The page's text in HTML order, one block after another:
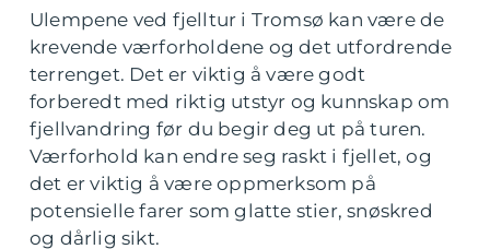
Ulempene ved fjelltur i Tromsø kan være de
krevende værforholdene og det utfordrende
terrenget. Det er viktig å være godt
forberedt med riktig utstyr og kunnskap om
fjellvandring før du begir deg ut på turen.
Værforhold kan endre seg raskt i fjellet, og
det er viktig å være oppmerksom på
potensielle farer som glatte stier, snøskred
og dårlig sikt.